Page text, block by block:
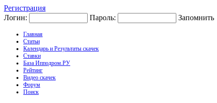
Регистрация
Логин:
Пароль: Запомнить
Главная
Статьи
Календарь и Результаты скачек
Ставки
База Ипподром.РУ
Рейтинг
Видео скачек
Форум
Поиск